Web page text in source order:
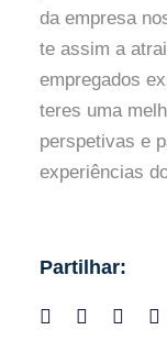
da empresa
te assim a
empregados
teres uma
perspetivas e
experiências
Partilhar: